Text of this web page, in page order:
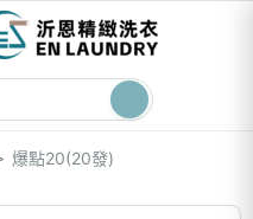
爆點20(20發)